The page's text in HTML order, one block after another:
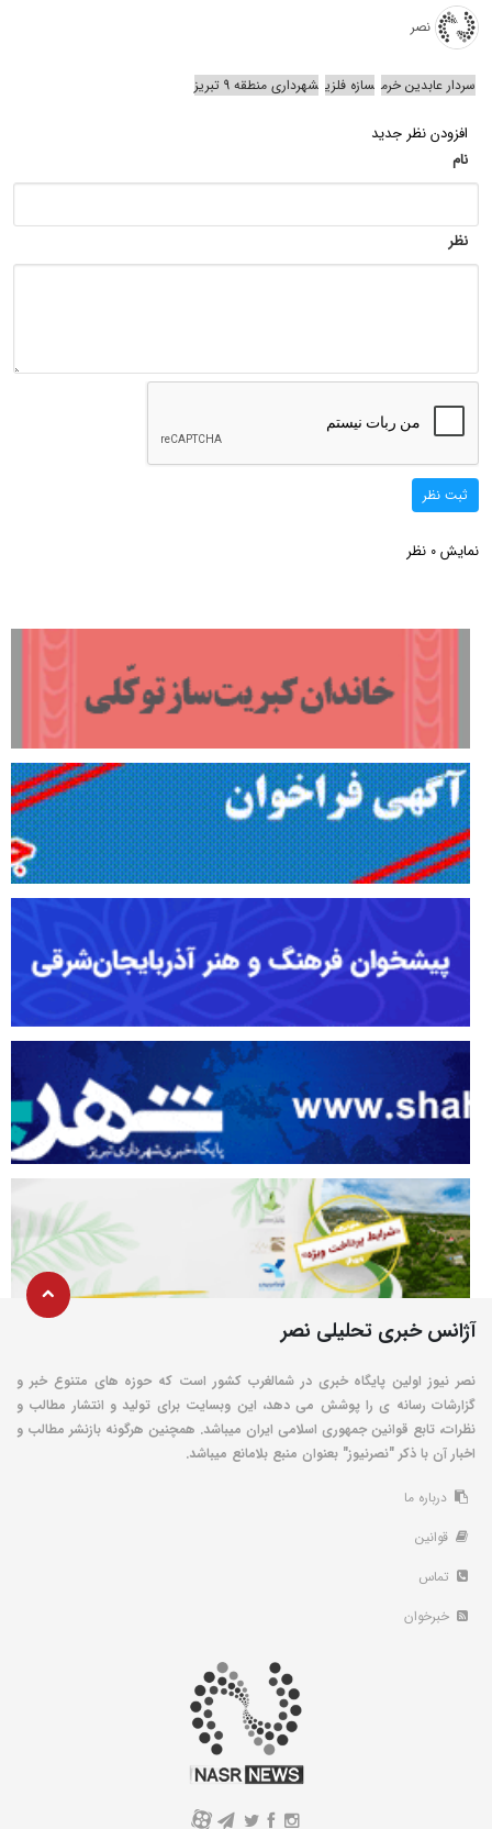
نصر
سردار عابدین خرم سازه فلزی شهرداری منطقه 9 تبریز
افزودن نظر جدید
نام
نظر
ثبت نظر
نمایش 0 نظر
آژانس خبری تحلیلی نصر
نصر نیوز اولین پایگاه خبری در شمالغرب کشور است که حوزه های متنوع خبر و
گزارشات رسانه ی را پوشش می دهد، این وبسایت برای تولید و انتشار مطالب و
نظرات، تابع قوانین جمهوری اسلامی ایران میباشد. همچنین هرگونه بازنشر مطالب و
اخبار آن با ذکر "نصرنیوز" بعنوان منبع بلامانع میباشد.
درباره ما
قوانین
تماس
خبرخوان
A